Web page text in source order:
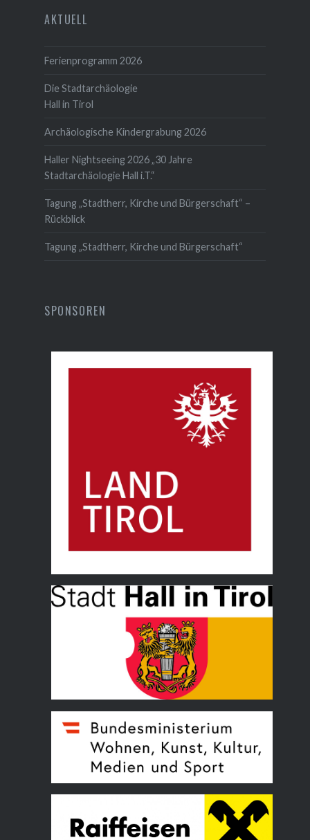
AKTUELL
Ferienprogramm 2026
Die Stadtarchäologie
Hall in Tirol
Archäologische Kindergrabung 2026
Haller Nightseeing 2026 „30 Jahre
Stadtarchäologie Hall i.T.“
Tagung „Stadtherr, Kirche und Bürgerschaft“ –
Rückblick
Tagung „Stadtherr, Kirche und Bürgerschaft“
SPONSOREN
Land Tirol